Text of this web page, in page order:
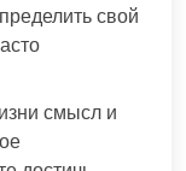
свой
смысл и